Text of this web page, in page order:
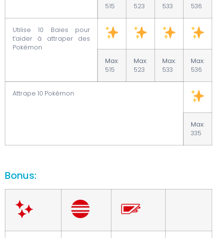
515
523
533
536
Utilise 10 Baies pour
t’aider à attraper des
Pokémon
Max:
515
Max:
523
Max:
533
Max:
536
Attrape 10 Pokémon
Max:
335
Bonus: